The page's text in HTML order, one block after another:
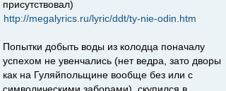
присутствовал)
http://megalyrics.ru/lyric/ddt/ty-nie-odin.htm
Попытки добыть воды из колодца поначалу
успехом не увенчались (нет ведра, зато дворы
как на Гуляйпольщине вообще без или с